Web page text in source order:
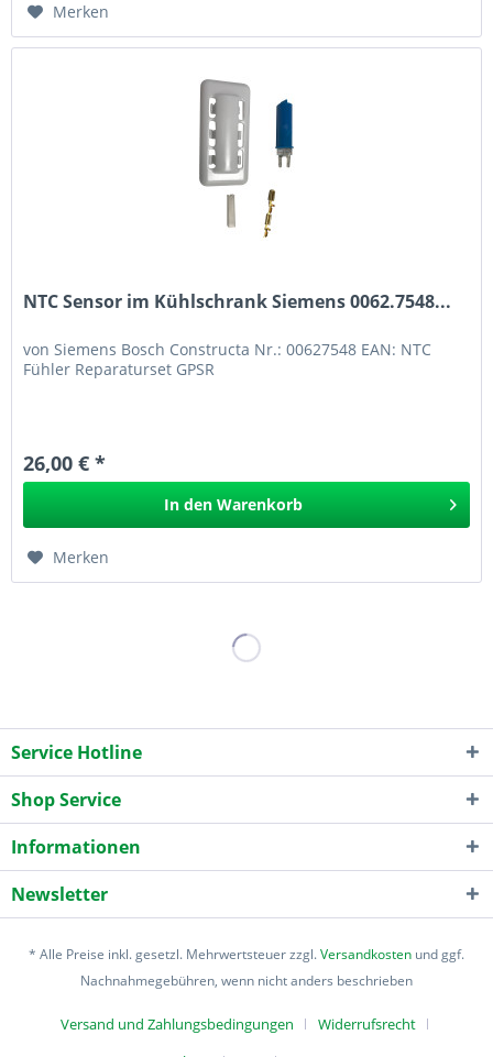
Merken
NTC Sensor im Kühlschrank Siemens 0062.7548...
von Siemens Bosch Constructa Nr.: 00627548 EAN: NTC
Fühler Reparaturset GPSR
26,00 € *
In den Warenkorb
Merken
Service Hotline
Shop Service
Informationen
Newsletter
* Alle Preise inkl. gesetzl. Mehrwertsteuer zzgl.Versandkosten und ggf.
Nachnahmegebühren, wenn nicht anders beschrieben
Versand und Zahlungsbedingungen
Widerrufsrecht